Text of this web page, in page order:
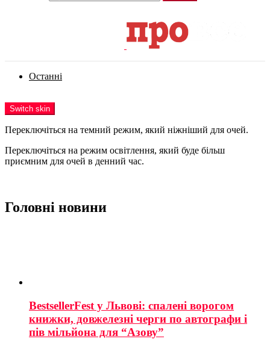
Останні
Switch skin
Переключіться на темний режим, який ніжніший для очей.
Переключіться на режим освітлення, який буде більш
приємним для очей в денний час.
Головні новини
BestsellerFest у Львові: спалені ворогом
книжки, довжелезні черги по автографи і
пів мільйона для “Азову”